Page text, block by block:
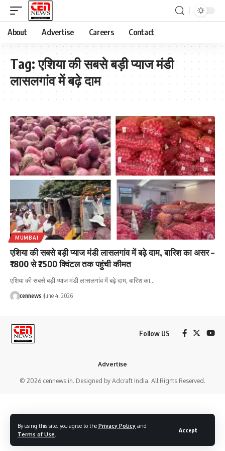
By using this site, you agree to the Privacy Policy and
Terms of Use
Accept
About Advertise Careers Contact
Tag:एशिया की सबसे बड़ी प्याज मंडी
लासलगांव में बढ़े दाम
MUMBAI
एशिया की सबसे बड़ी प्याज मंडी लासलगांव में बढ़े दाम, बारिश का असर –
₹1800 से ₹2500 क्विंटल तक पहुंची कीमत
एशिया की सबसे बड़ी प्याज मंडी लासलगांव में बढ़े दाम, बारिश का…
cennews June 4, 2026
Follow US
© 2026 cennews.in. Designed by Adcraft India. All Rights Reserved.
Advertise